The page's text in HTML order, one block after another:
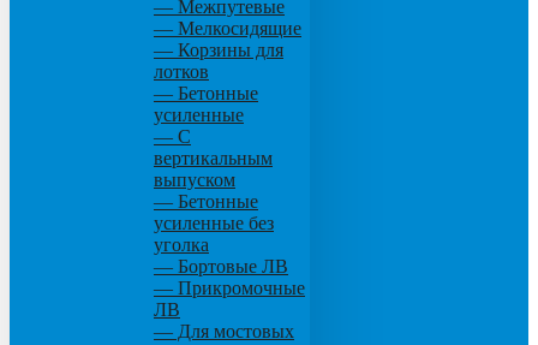
— Межпутевые
— Мелкосидящие
— Корзины для
лотков
— Бетонные
усиленные
— С
вертикальным
выпуском
— Бетонные
усиленные без
уголка
— Бортовые ЛВ
— Прикромочные
ЛВ
— Для мостовых